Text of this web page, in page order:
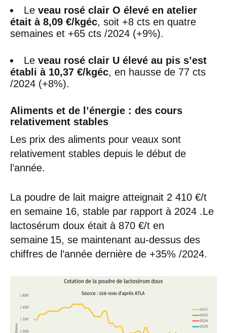
Le veau rosé clair O élevé en atelier
était à 8,09 €/kgéc, soit +8 cts en quatre
semaines et +65 cts /2024 (+9%).
Le veau rosé clair U élevé au pis s’est
établi à 10,37 €/kgéc, en hausse de 77 cts
/2024 (+8%).
Aliments et de l’énergie : des cours
relativement stables
Les prix des aliments pour veaux sont
relativement stables depuis le début de
l’année.
La poudre de lait maigre atteignait 2 410 €/t
en semaine 16, stable par rapport à 2024 .Le
lactosérum doux était à 870 €/t en
semaine 15, se maintenant au-dessus des
chiffres de l’année dernière de +35% /2024.